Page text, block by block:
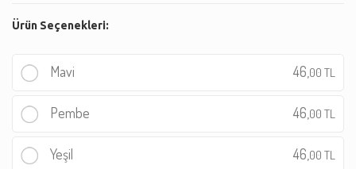
Ürün Seçenekleri:
Mavi 46, 00 TL
Pembe 46, 00 TL
Yeşil 46, 00 TL